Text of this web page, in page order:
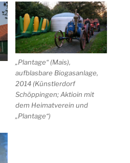
„Plantage“ (Mais),
aufblasbare Biogasanlage,
2014 (Künstlerdorf
Schöppingen; Aktioin mit
dem Heimatverein und
„Plantage“)